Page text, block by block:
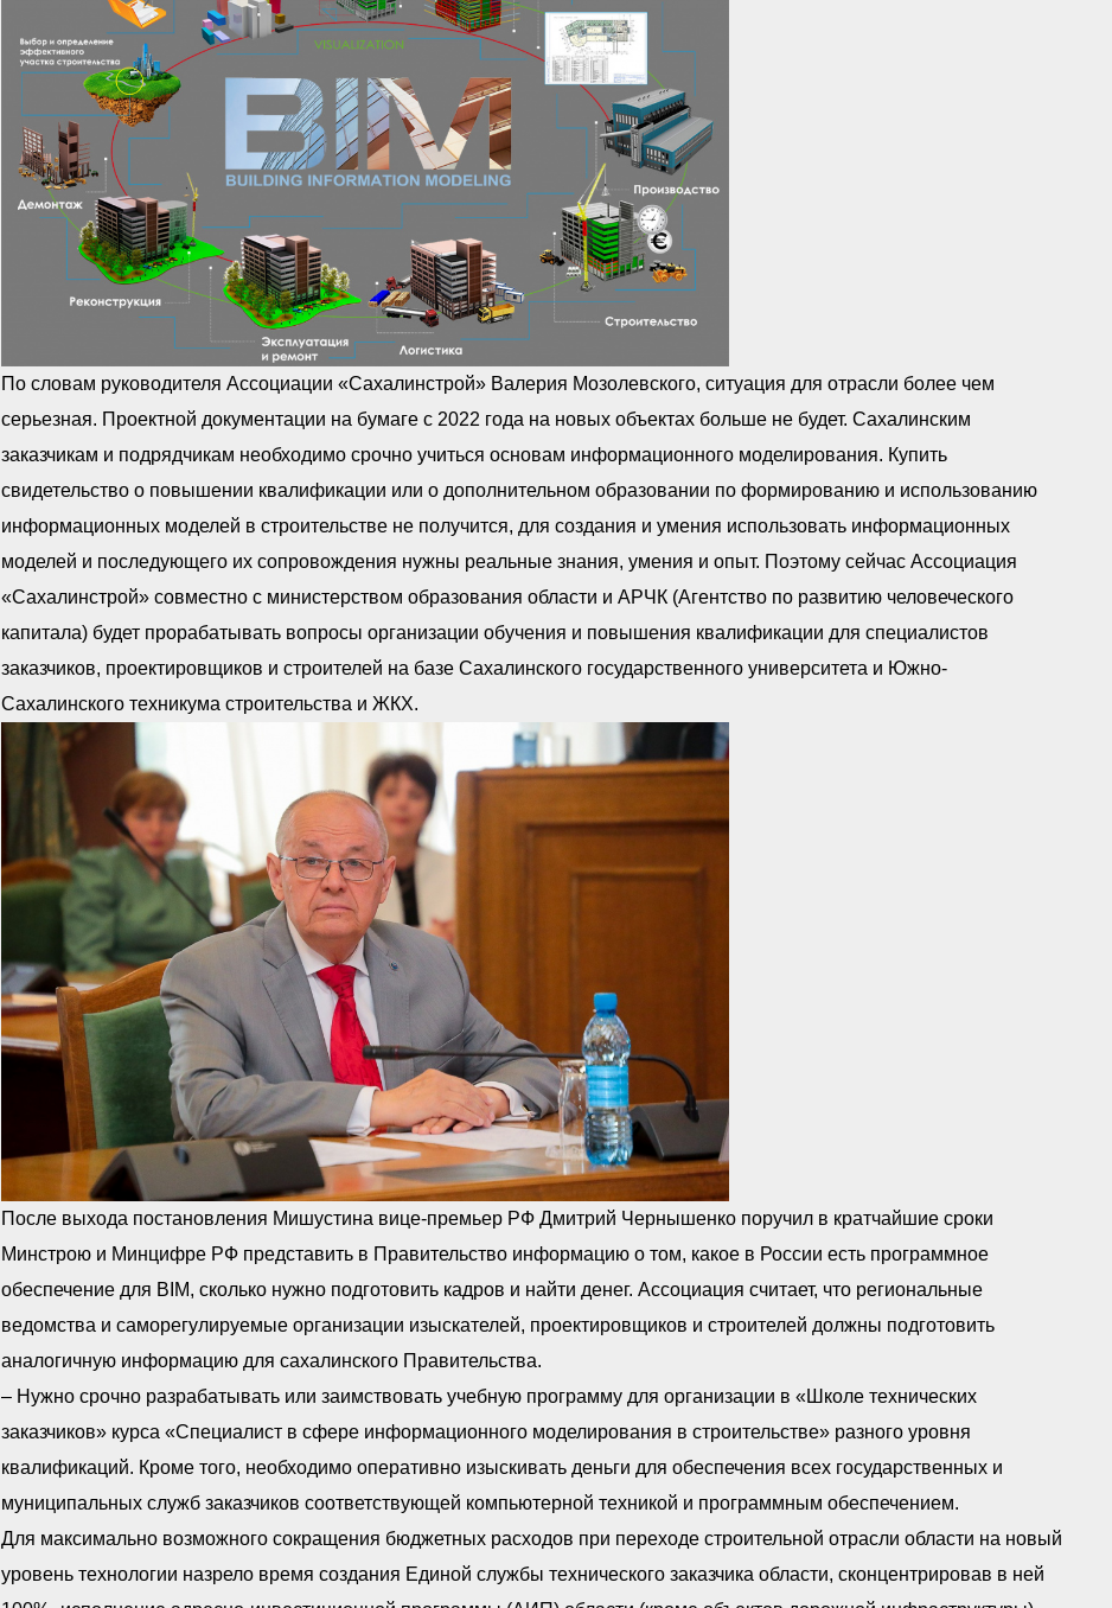
По словам руководителя Ассоциации «Сахалинстрой» Валерия Мозолевского, ситуация для отрасли более чем
серьезная. Проектной документации на бумаге с 2022 года на новых объектах больше не будет. Сахалинским
заказчикам и подрядчикам необходимо срочно учиться основам информационного моделирования. Купить
свидетельство о повышении квалификации или о дополнительном образовании по формированию и использованию
информационных моделей в строительстве не получится, для создания и умения использовать информационных
моделей и последующего их сопровождения нужны реальные знания, умения и опыт. Поэтому сейчас Ассоциация
«Сахалинстрой» совместно с министерством образования области и АРЧК (Агентство по развитию человеческого
капитала) будет прорабатывать вопросы организации обучения и повышения квалификации для специалистов
заказчиков, проектировщиков и строителей на базе Сахалинского государственного университета и Южно-
Сахалинского техникума строительства и ЖКХ.
После выхода постановления Мишустина вице-премьер РФ Дмитрий Чернышенко поручил в кратчайшие сроки
Минстрою и Минцифре РФ представить в Правительство информацию о том, какое в России есть программное
обеспечение для BIM, сколько нужно подготовить кадров и найти денег. Ассоциация считает, что региональные
ведомства и саморегулируемые организации изыскателей, проектировщиков и строителей должны подготовить
аналогичную информацию для сахалинского Правительства.
– Нужно срочно разрабатывать или заимствовать учебную программу для организации в «Школе технических
заказчиков» курса «Специалист в сфере информационного моделирования в строительстве» разного уровня
квалификаций. Кроме того, необходимо оперативно изыскивать деньги для обеспечения всех государственных и
муниципальных служб заказчиков соответствующей компьютерной техникой и программным обеспечением.
Для максимально возможного сокращения бюджетных расходов при переходе строительной отрасли области на новый
уровень технологии назрело время создания Единой службы технического заказчика области, сконцентрировав в ней